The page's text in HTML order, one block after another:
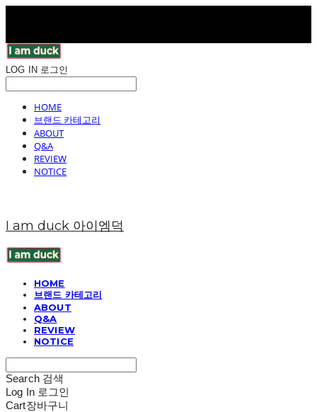
LOG IN 로그인
HOME
브랜드 카테고리
ABOUT
Q&A
REVIEW
NOTICE
I am duck 아이엠덕
HOME
브랜드 카테고리
ABOUT
Q&A
REVIEW
NOTICE
Search 검색
Log In 로그인
Cart장바구니